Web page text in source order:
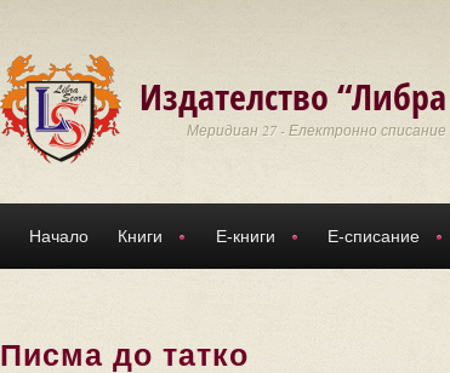
Издателство
Меридиан 27 - Електронно
Начало Книги Е-книги Е-списание
Писма до татко